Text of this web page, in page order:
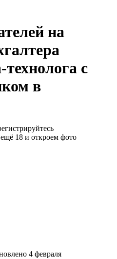
на
с
в
18 и откроем фото
4 февраля